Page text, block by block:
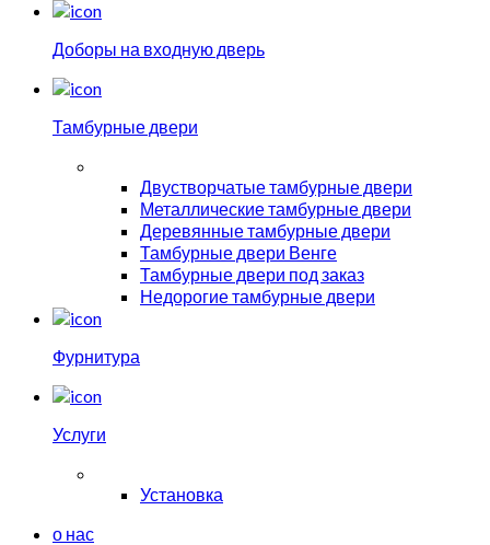
Доборы на входную дверь
Тамбурные двери
Двустворчатые тамбурные двери
Металлические тамбурные двери
Деревянные тамбурные двери
Тамбурные двери Венге
Тамбурные двери под заказ
Недорогие тамбурные двери
Фурнитура
Услуги
Установка
о нас